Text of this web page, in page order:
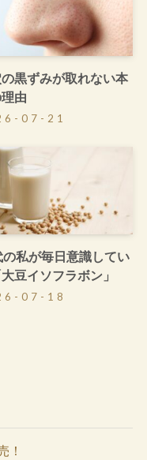
黒ずみが取れない本
由
07-21
の私が毎日意識してい
豆イソフラボン」
07-18
！